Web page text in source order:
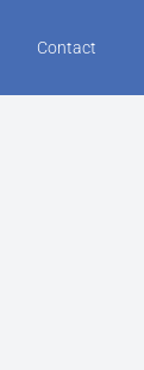
Contact